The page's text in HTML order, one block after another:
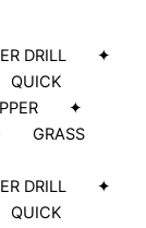
DRILL ✦
✦
GRASS
DRILL ✦